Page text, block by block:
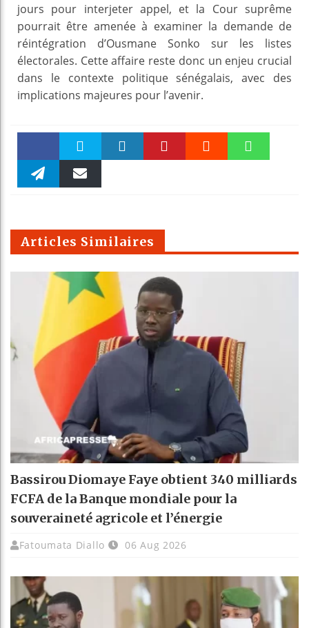
jours pour interjeter appel, et la Cour suprême
pourrait être amenée à examiner la demande de
réintégration d’Ousmane Sonko sur les listes
électorales. Cette affaire reste donc un enjeu crucial
dans le contexte politique sénégalais, avec des
implications majeures pour l’avenir.
Faceboo Twitter
m
Articles Similaires
Bassirou Diomaye Faye obtient 340 milliards
FCFA de la Banque mondiale pour la
souveraineté agricole et l’énergie
Fatoumata Diallo 06 Aug 2026